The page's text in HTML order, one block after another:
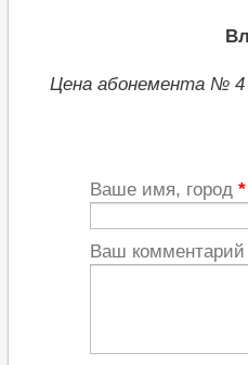
Цена абонемента №
Ваше имя, город *
Ваш